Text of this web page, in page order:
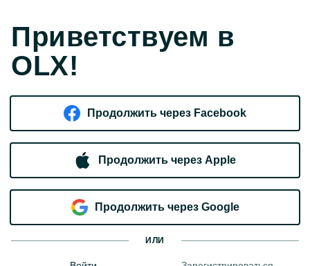
Приветствуем в
OLX!
Продолжить через Facebook
Продолжить через Apple
Продолжить через Google
ИЛИ